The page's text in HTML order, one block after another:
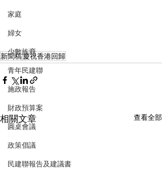
家庭
婦女
少數族裔
青年民建聯
施政報告
財政預算案
圓桌會議
政策倡議
民建聯報告及建議書
新聞稿慶祝香港回歸
相關文章 查看全部